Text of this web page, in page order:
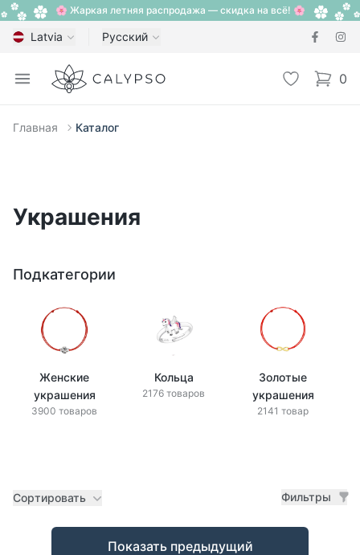
🌸 Жаркая летняя распродажа — скидка на всё! 🌸
Latvia Русский
Open menu
Calypso Избранное
0
items
Главная Каталог
Украшения
Подкатегории
Женские
украшения
3900 товаров
Кольца
2176 товаров
Золотые
украшения
2141 товар
Сортировать Фильтры
Товары
Показать предыдущий